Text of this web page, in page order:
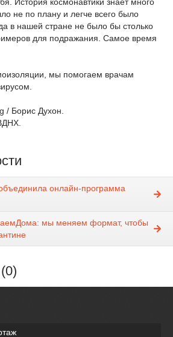
не по плану и легче всего было
в нашей стране не было бы столько
для подражания. Самое время
мы помогаем врачам
/ Борис Духон.
онлайн-программа
мы меняем формат, чтобы